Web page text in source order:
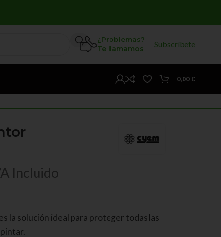
¿Problemas?
Te llamamos
Subscríbete
0,00€
Incluido
la solución ideal para proteger todas las